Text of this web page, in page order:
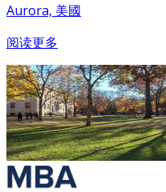
Aurora, 美國
阅读更多